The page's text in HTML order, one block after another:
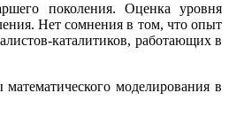
поколения. Оценка уровня
Нет сомнения в том, что опыт
каталитиков, работающих в
моделирования в